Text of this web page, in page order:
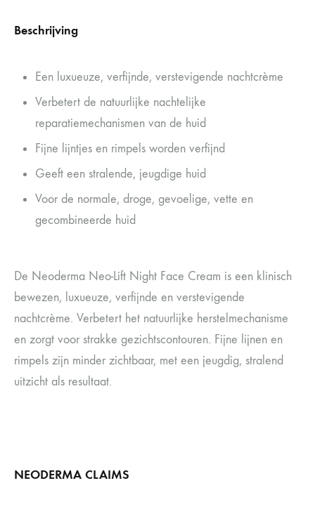
Beschrijving
Een luxueuze, verfijnde, verstevigende nachtcrème
Verbetert de natuurlijke nachtelijke
reparatiemechanismen van de huid
Fijne lijntjes en rimpels worden verfijnd
Geeft een stralende, jeugdige huid
Voor de normale, droge, gevoelige, vette en
gecombineerde huid
De Neoderma Neo-Lift Night Face Cream is een klinisch
bewezen, luxueuze, verfijnde en verstevigende
nachtcrème. Verbetert het natuurlijke herstelmechanisme
en zorgt voor strakke gezichtscontouren. Fijne lijnen en
rimpels zijn minder zichtbaar, met een jeugdig, stralend
uitzicht als resultaat.
NEODERMA CLAIMS